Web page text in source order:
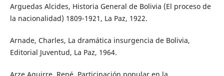
Arguedas Alcides, Historia General de Bolivia (El proceso de
la nacionalidad) 1809-1921, La Paz, 1922.
Arnade, Charles, La dramática insurgencia de Bolivia,
Editorial Juventud, La Paz, 1964.